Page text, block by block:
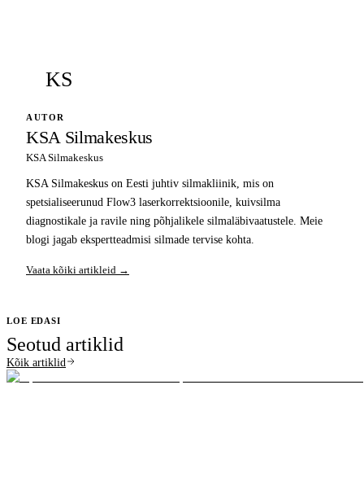
KS
AUTOR
KSA Silmakeskus
KSA Silmakeskus
KSA Silmakeskus on Eesti juhtiv silmakliinik, mis on
spetsialiseerunud Flow3 laserkorrektsioonile, kuivsilma
diagnostikale ja ravile ning põhjalikele silmaläbivaatustele. Meie
blogi jagab ekspertteadmisi silmade tervise kohta.
Vaata kõiki artikleid →
LOE EDASI
Seotud artiklid
Kõik artiklid